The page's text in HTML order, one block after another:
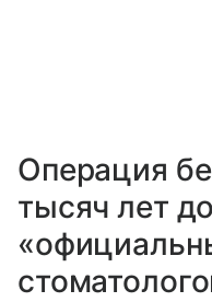
Операция
тысяч лет